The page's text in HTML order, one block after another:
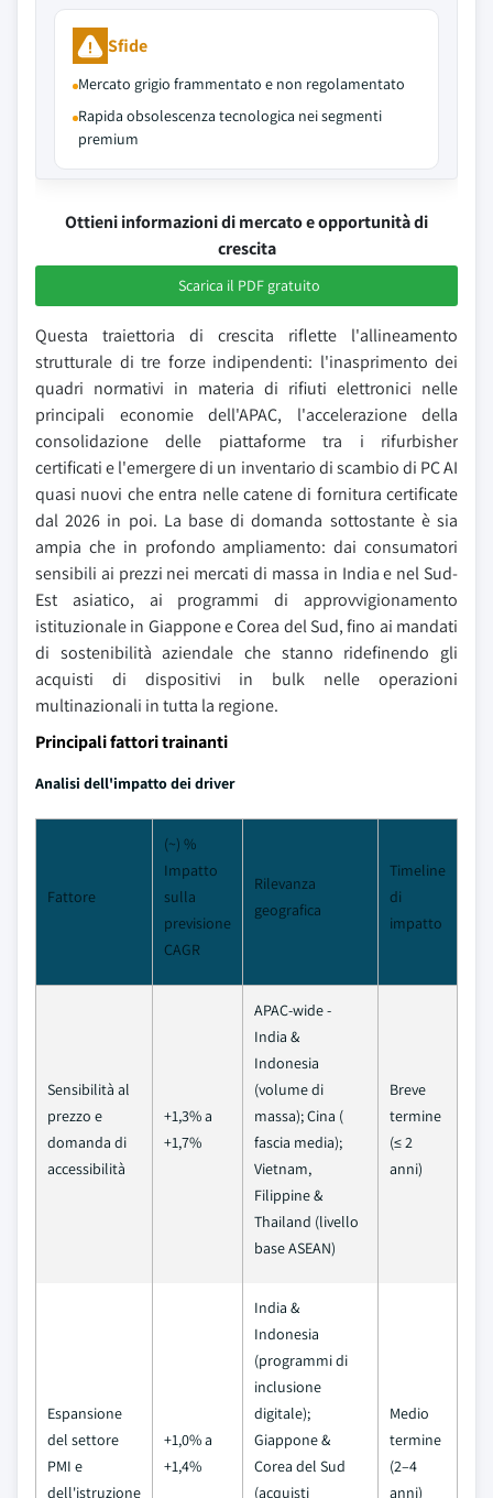
Sfide
Mercato grigio frammentato e non regolamentato
Rapida obsolescenza tecnologica nei segmenti
premium
Ottieni informazioni di mercato e opportunità di
crescita
Scarica il PDF gratuito
Questa traiettoria di crescita riflette l'allineamento
strutturale di tre forze indipendenti: l'inasprimento dei
quadri normativi in materia di rifiuti elettronici nelle
principali economie dell'APAC, l'accelerazione della
consolidazione delle piattaforme tra i rifurbisher
certificati e l'emergere di un inventario di scambio di PC AI
quasi nuovi che entra nelle catene di fornitura certificate
dal 2026 in poi. La base di domanda sottostante è sia
ampia che in profondo ampliamento: dai consumatori
sensibili ai prezzi nei mercati di massa in India e nel Sud-
Est asiatico, ai programmi di approvvigionamento
istituzionale in Giappone e Corea del Sud, fino ai mandati
di sostenibilità aziendale che stanno ridefinendo gli
acquisti di dispositivi in bulk nelle operazioni
multinazionali in tutta la regione.
Principali fattori trainanti
Analisi dell'impatto dei driver
Fattore
(~) %
Impatto
sulla
previsione
CAGR
Rilevanza
geografica
Timeline
di
impatto
Sensibilità al
prezzo e
domanda di
accessibilità
+1,3% a
+1,7%
APAC-wide -
India &
Indonesia
(volume di
massa); Cina (
fascia media);
Vietnam,
Filippine &
Thailand (livello
base ASEAN)
Breve
termine
(≤ 2
anni)
Espansione
del settore
PMI e
dell'istruzione
+1,0% a
+1,4%
India &
Indonesia
(programmi di
inclusione
digitale);
Giappone &
Corea del Sud
(acquisti
Medio
termine
(2–4
anni)